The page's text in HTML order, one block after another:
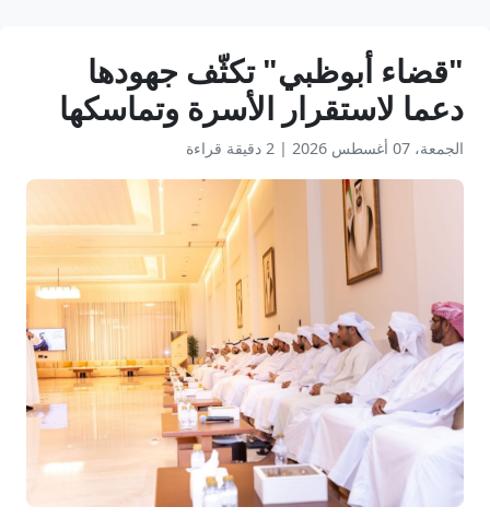
"قضاء أبوظبي" تكثّف جهودها
دعما لاستقرار الأسرة وتماسكها
الجمعة، 07 أغسطس 2026 | 2 دقيقة قراءة